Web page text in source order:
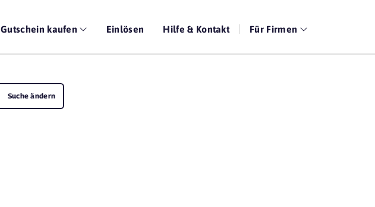
Gutschein kaufen Einlösen Hilfe & Kontakt Für Firmen
Suche ändern